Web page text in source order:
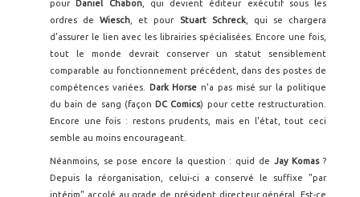
pour
Daniel Chabon, qui devient éditeur exécutif sous les
ordres deWiesch , et pour Stuart Schreck, qui se chargera
d'assurer le lien avec les librairies spécialisées. Encore une fois,
tout le monde devrait conserver un statut sensiblement
comparable au fonctionnement précédent, dans des postes de
compétences variées.
Dark Horse n'a pas misé sur la politique
du bain de sang (façon DC Comics) pour cette restructuration.
Encore une fois : restons prudents, mais en l'état, tout ceci
semble au moins encourageant.
Néanmoins, se pose encore la question : quid de Jay Komas?
Depuis la réorganisation, celui-ci a conservé le suffixe "par
intérim" accolé au grade de président directeur général. Est-ce